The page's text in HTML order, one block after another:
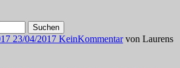
23/04/2017 KeinKommentar von Laurens